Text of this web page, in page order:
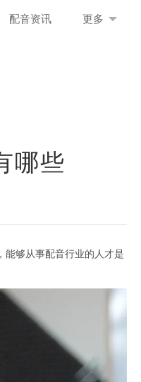
配音资讯 更多
哪些
能够从事配音行业的人才是